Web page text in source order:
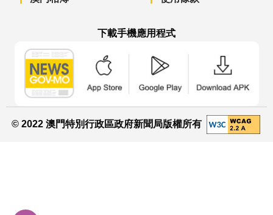
下載手機應用程式
© 2022 澳門特別行政區政府新聞局版權所有